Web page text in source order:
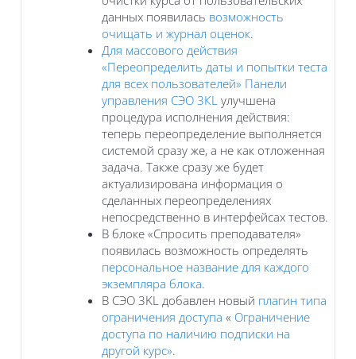
данных появилась возможность
очищать и журнал оценок.
Для массового действия
«Переопределить даты и попытки теста
для всех пользователей» Панели
управления СЭО 3КL улучшена
процедура исполнения действия:
теперь переопределение выполняется
системой сразу же, а не как отложенная
задача. Также сразу же будет
актуализирована информация о
сделанных переопределениях
непосредственно в интерфейсах тестов.
В блоке «Спросить преподавателя»
появилась возможность определять
персональное название для каждого
экземпляра блока.
В СЭО 3KL добавлен новый плагин типа
ограничения доступа « Ограничение
доступа по наличию подписки на
другой курс».